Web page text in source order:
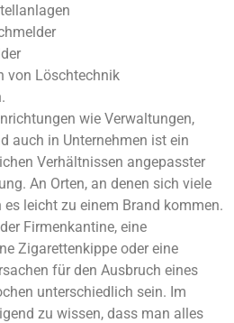
von Löschtechnik
wie Verwaltungen,
auch in Unternehmen ist ein
Verhältnissen angepasster
An Orten, an denen sich viele
leicht zu einem Brand kommen.
Firmenkantine, eine
Zigarettenkippe oder eine
für den Ausbruch eines
unterschiedlich sein. Im
zu wissen, dass man alles